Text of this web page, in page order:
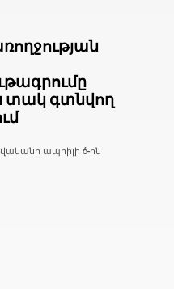
գտնվող
ապրիլի 6-ին